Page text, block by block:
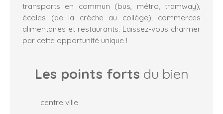
transports en commun (bus, métro, tramway),
écoles (de la crèche au collège), commerces
alimentaires et restaurants. Laissez-vous charmer
par cette opportunité unique !
Les points forts du bien
centre ville